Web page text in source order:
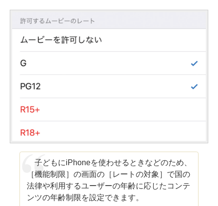
子どもにiPhoneを使わせるときなどのため、
［機能制限］の画面の［レートの対象］で国の
法律や利用するユーザーの年齢に応じたコンテ
ンツの年齢制限を設定できます。